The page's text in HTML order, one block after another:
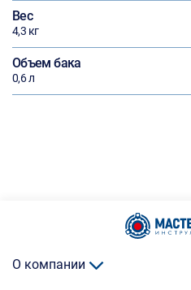
Вес
4,3 кг
Объем бака
0,6 л
О компании